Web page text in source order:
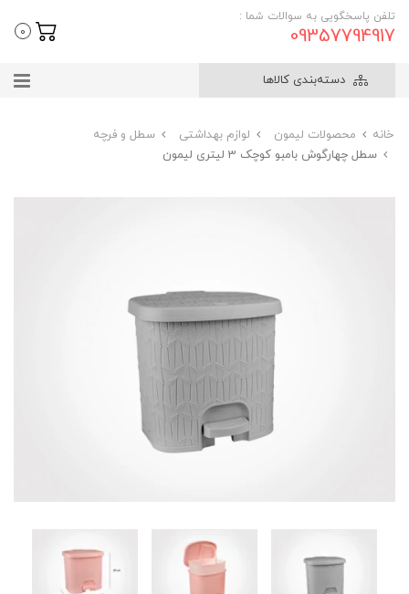
تلفن پاسخگویی به سوالات شما :
09357794917
0
دسته‌بندی کالاها
خانه محصولات لیمون لوازم بهداشتی
سطل و فرچه
سطل چهارگوش بامبو کوچک 3 لیتری لیمون